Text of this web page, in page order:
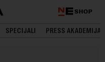
SHOP
SPECIJALI PRESS AKADEMIJA